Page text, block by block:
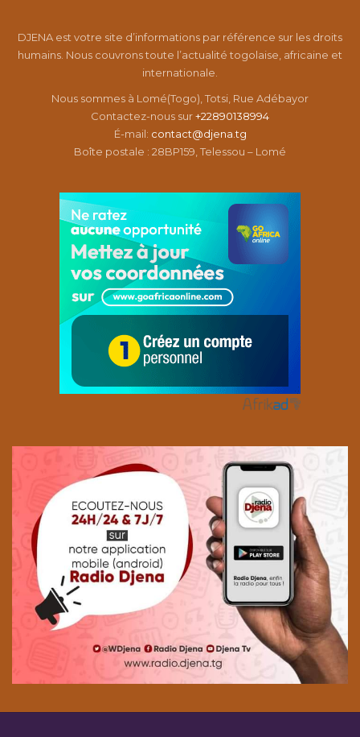
DJENA est votre site d’informations par référence sur les droits
humains. Nous couvrons toute l’actualité togolaise, africaine et
internationale.
Nous sommes à Lomé(Togo), Totsi, Rue Adébayor
Contactez-nous sur+22890138994
É-mail: contact@djena.tg
Boîte postale : 28BP159, Telessou – Lomé